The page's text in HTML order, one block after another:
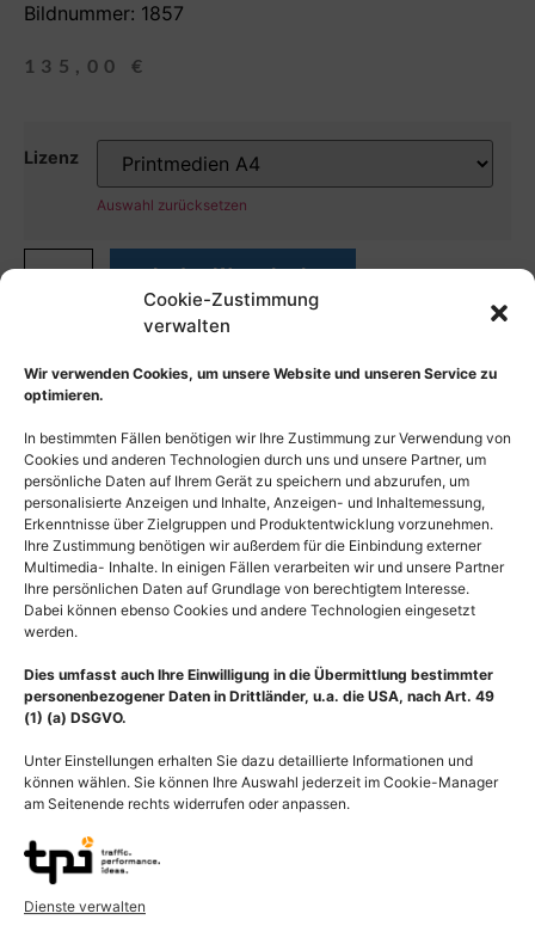
Cookie-Zustimmung
verwalten
Wir verwenden Cookies, um unsere Website und unseren Service zu
optimieren.
In bestimmten Fällen benötigen wir Ihre Zustimmung zur Verwendung von
Cookies und anderen Technologien durch uns und unsere Partner, um
persönliche Daten auf Ihrem Gerät zu speichern und abzurufen, um
personalisierte Anzeigen und Inhalte, Anzeigen- und Inhaltemessung,
Erkenntnisse über Zielgruppen und Produktentwicklung vorzunehmen.
Ihre Zustimmung benötigen wir außerdem für die Einbindung externer
Multimedia- Inhalte. In einigen Fällen verarbeiten wir und unsere Partner
Ihre persönlichen Daten auf Grundlage von berechtigtem Interesse.
Dabei können ebenso Cookies und andere Technologien eingesetzt
werden.
Dies umfasst auch Ihre Einwilligung in die Übermittlung bestimmter
personenbezogener Daten in Drittländer, u.a. die USA, nach Art. 49
(1) (a) DSGVO.
Unter Einstellungen erhalten Sie dazu detaillierte Informationen und
können wählen. Sie können Ihre Auswahl jederzeit im Cookie-Manager
am Seitenende rechts widerrufen oder anpassen.
Dienste verwalten
Bildnummer: 1857
135,00 €
Lizenz
Auswahl zurücksetzen
In den Warenkorb